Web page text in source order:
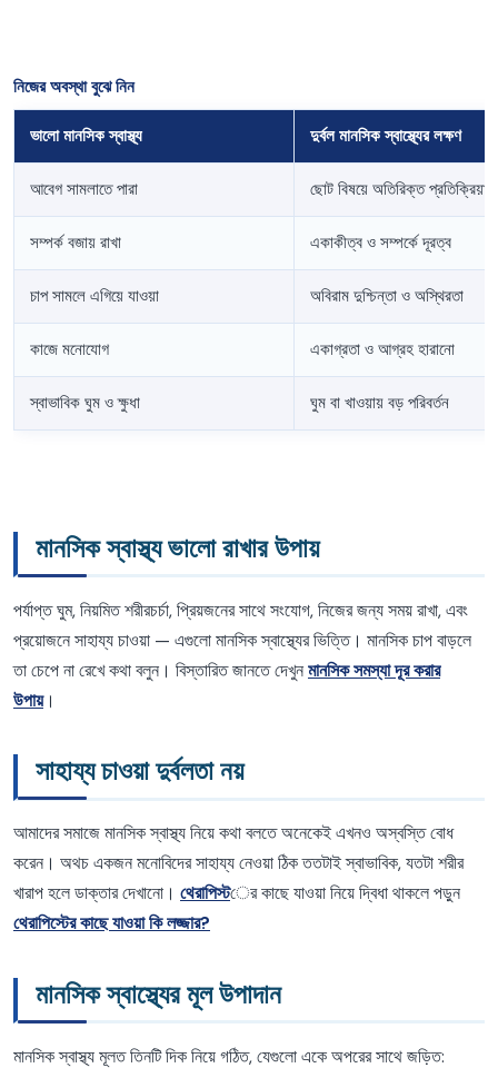
নিজের অবস্থা বুঝে নিন
ভালো মানসিক স্বাস্থ্য দুর্বল মানসিক স্বাস্থ্যের লক্ষণ
আবেগ সামলাতে পারা ছোট বিষয়ে অতিরিক্ত প্রতিক্রিয়া
সম্পর্ক বজায় রাখা একাকীত্ব ও সম্পর্কে দূরত্ব
চাপ সামলে এগিয়ে যাওয়া অবিরাম দুশ্চিন্তা ও অস্থিরতা
কাজে মনোযোগ একাগ্রতা ও আগ্রহ হারানো
স্বাভাবিক ঘুম ও ক্ষুধা ঘুম বা খাওয়ায় বড় পরিবর্তন
মানসিক স্বাস্থ্য ভালো রাখার উপায়
পর্যাপ্ত ঘুম, নিয়মিত শরীরচর্চা, প্রিয়জনের সাথে সংযোগ, নিজের জন্য সময় রাখা, এবং
প্রয়োজনে সাহায্য চাওয়া — এগুলো মানসিক স্বাস্থ্যের ভিত্তি। মানসিক চাপ বাড়লে
তা চেপে না রেখে কথা বলুন। বিস্তারিত জানতে দেখুনমানসিক সমস্যা দূর করার
উপায়।
সাহায্য চাওয়া দুর্বলতা নয়
আমাদের সমাজে মানসিক স্বাস্থ্য নিয়ে কথা বলতে অনেকেই এখনও অস্বস্তি বোধ
করেন। অথচ একজন মনোবিদের সাহায্য নেওয়া ঠিক ততটাই স্বাভাবিক, যতটা শরীর
খারাপ হলে ডাক্তার দেখানো। থেরাপিস্টের কাছে যাওয়া নিয়ে দ্বিধা থাকলে পড়ুন
থেরাপিস্টের কাছে যাওয়া কি লজ্জার?
মানসিক স্বাস্থ্যের মূল উপাদান
মানসিক স্বাস্থ্য মূলত তিনটি দিক নিয়ে গঠিত, যেগুলো একে অপরের সাথে জড়িত: